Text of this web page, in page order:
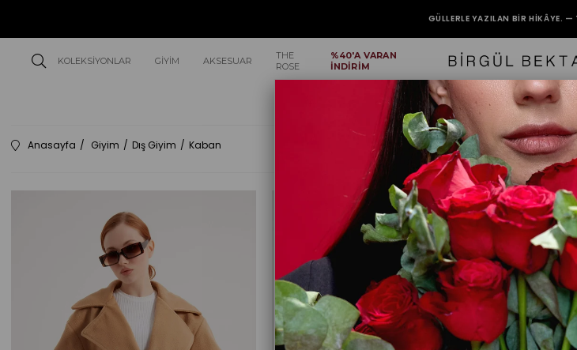
GÜLLERLE YAZILAN BIR HIKÂYE. —
2000₺ VE ÜZERİ ALIŞVERİŞLERİNİZDE
KOLEKSIYONLAR GIYIM AKSESUAR
THE
ROSE
%40'A VARAN
İNDİRİM
Anasayfa Giyim Dış Giyim
Kaban
Fiyata
3 Ürün